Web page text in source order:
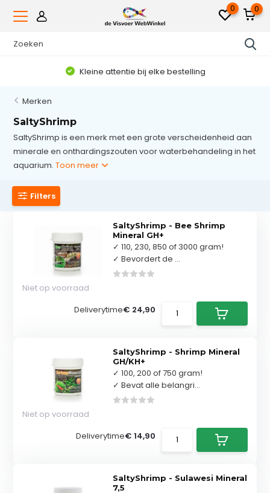
0 0
Kleine attentie bij elke bestelling
Merken
SaltyShrimp
SaltyShrimp is een merk met een grote verscheidenheid aan
minerale en onthardingszouten voor waterbehandeling in het
aquarium.Toon meer
Filters
SaltyShrimp - Bee Shrimp
Mineral GH+
✓ 110, 230, 850 of 3000 gram!
✓ Bevordert de ...
Niet op voorraad
Deliverytime€ 24,90
SaltyShrimp - Shrimp Mineral
GH/KH+
✓ 100, 200 of 750 gram!
✓ Bevat alle belangri...
Niet op voorraad
Deliverytime€ 14,90
SaltyShrimp - Sulawesi Mineral
7,5